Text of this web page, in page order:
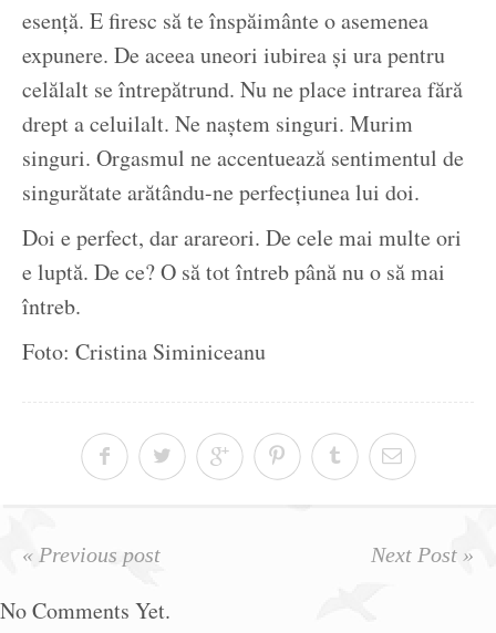
esență. E firesc să te înspăimânte o asemenea
expunere. De aceea uneori iubirea și ura pentru
celălalt se întrepătrund. Nu ne place intrarea fără
drept a celuilalt. Ne naștem singuri. Murim
singuri. Orgasmul ne accentuează sentimentul de
singurătate arătându-ne perfecțiunea lui doi.
Doi e perfect, dar arareori. De cele mai multe ori
e luptă. De ce? O să tot întreb până nu o să mai
întreb.
Foto: Cristina Siminiceanu
« Previous post Next Post »
No Comments Yet.